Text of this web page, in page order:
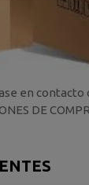
en contacto
DE